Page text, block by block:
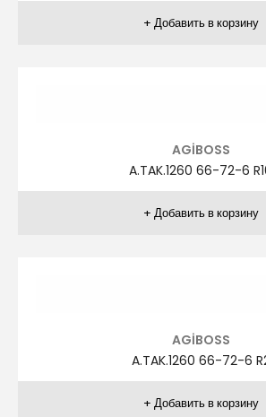
ZİVER
ZR.TAK.1041 48-58 R7
ZİVER
ZR.TAK.1041 48-58 R8